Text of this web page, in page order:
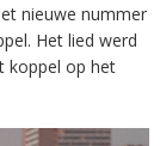
nieuwe nummer
Het lied werd
koppel op het